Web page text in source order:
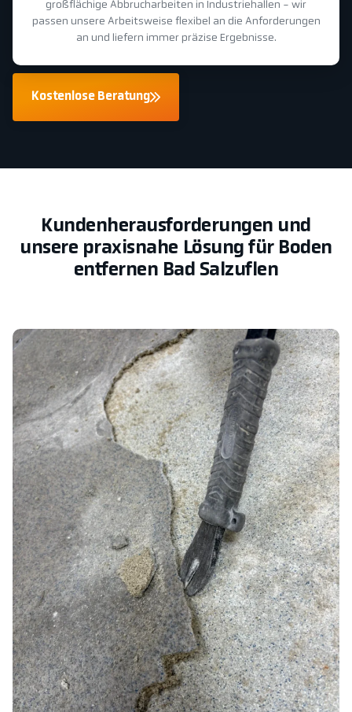
großflächige Abbrucharbeiten in Industriehallen - wir
passen unsere Arbeitsweise flexibel an die Anforderungen
an und liefern immer präzise Ergebnisse.
Kostenlose Beratung
Kundenherausforderungen und
unsere praxisnahe Lösung für Boden
entfernen Bad Salzuflen